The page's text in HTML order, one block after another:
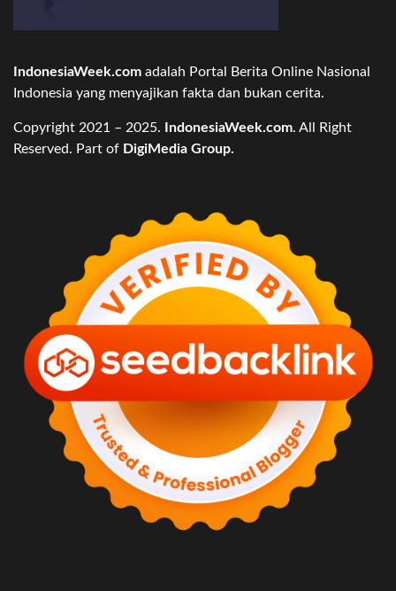
IndonesiaWeek.com adalah Portal Berita Online Nasional
Indonesia yang menyajikan fakta dan bukan cerita.
Copyright 2021 – 2025. IndonesiaWeek.com. All Right
Reserved. Part of DigiMedia Group.